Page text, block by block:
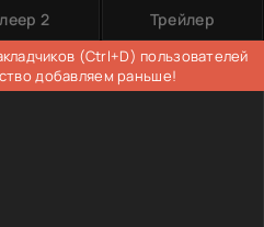
2 Трейлер
(Ctrl+D) пользователей
добавляем раньше!